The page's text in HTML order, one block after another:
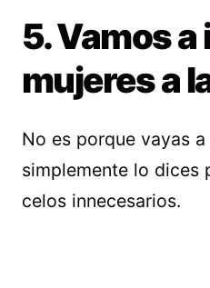
5. Vamos
mujeres a
No es porque vayas a
simplemente lo dices
celos innecesarios.